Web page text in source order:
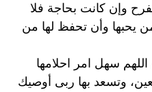
وإن كانت بحاجة فلا
يحبها وأن تحفظ لها من
سهل امر احلامها
وتسعد بها ربى أوصيك